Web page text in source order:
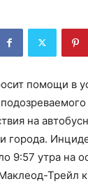
помощи в
на
города.
9:57 утра на
Трейл